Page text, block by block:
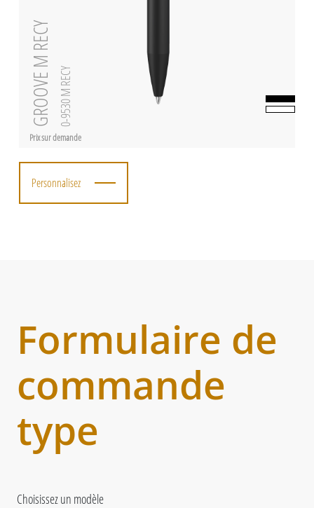
Prix sur demande
GROOVE M RECY 0-9530 M RECY
Personnalisez
Formulaire de
commande
type
Choisissez un modèle